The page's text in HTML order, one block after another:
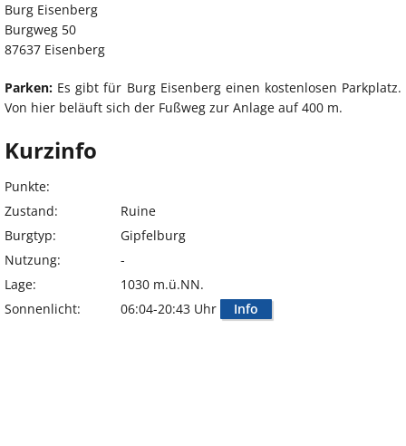
Burg Eisenberg
Burgweg 50
87637 Eisenberg
Parken: Es gibt für Burg Eisenberg einen kostenlosen Parkplatz.
Von hier beläuft sich der Fußweg zur Anlage auf 400 m.
Kurzinfo
Punkte:
Zustand:
Ruine
Burgtyp:
Gipfelburg
Nutzung:
-
Lage:
1030 m.ü.NN.
Sonnenlicht:
06:04-20:43 Uhr Info